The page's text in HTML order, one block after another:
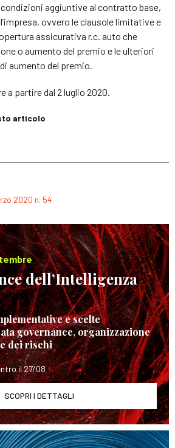
aggiuntive al contratto base,
ovvero le clausole limitative e
assicurativa r.c. auto che
o aumento del premio e le ulteriori
aumento del premio.
a partire dal 2 luglio 2020.
articolo
2020 n. 54
dell’Intelligenza
e scelte
governance, organizzazione
dei rischi
il 27/08
SCOPRI I DETTAGLI